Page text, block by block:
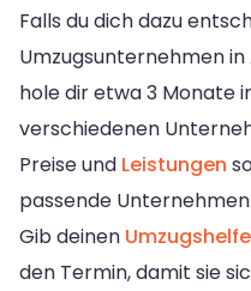
Falls du dich dazu
Umzugsunternehmen
hole dir etwa 3 Monate
verschiedenen
Preise und Leistungen
passende
Gib deinen
den Termin, damit sie